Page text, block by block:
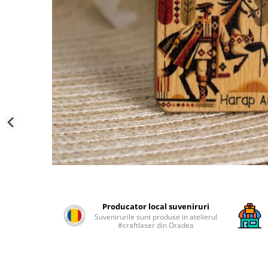
Producator local suveniruri
Suvenirurile sunt produse in atelierul
#craftlaser din Oradea